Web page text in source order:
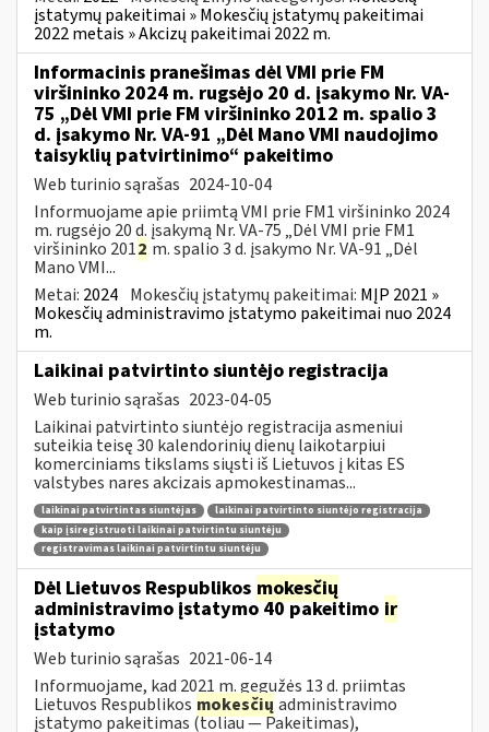
įstatymų pakeitimai » Mokesčių įstatymų pakeitimai
2022 metais » Akcizų pakeitimai 2022 m.
Informacinis pranešimas dėl VMI prie FM
viršininko 2024 m. rugsėjo 20 d. įsakymo Nr. VA-
75 „Dėl VMI prie FM viršininko 2012 m. spalio 3
d. įsakymo Nr. VA-91 „Dėl Mano VMI naudojimo
taisyklių patvirtinimo“ pakeitimo
Web turinio sąrašas 2024-10-04
Informuojame apie priimtą VMI prie FM1 viršininko 2024
m. rugsėjo 20 d. įsakymą Nr. VA-75 „Dėl VMI prie FM1
viršininko 2012 m. spalio 3 d. įsakymo Nr. VA-91 „Dėl
Mano VMI...
Metai: 2024 Mokesčių įstatymų pakeitimai: MĮP 2021 »
Mokesčių administravimo įstatymo pakeitimai nuo 2024
m.
Laikinai patvirtinto siuntėjo registracija
Web turinio sąrašas 2023-04-05
Laikinai patvirtinto siuntėjo registracija asmeniui
suteikia teisę 30 kalendorinių dienų laikotarpiui
komerciniams tikslams siųsti iš Lietuvos į kitas ES
valstybes nares akcizais apmokestinamas...
laikinai patvirtintas siuntėjas
laikinai patvirtinto siuntėjo registracija
kaip įsiregistruoti laikinai patvirtintu siuntėju
registravimas laikinai patvirtintu siuntėju
Dėl Lietuvos Respublikos mokesčių
administravimo įstatymo 40 pakeitimo ir
įstatymo
Web turinio sąrašas 2021-06-14
Informuojame, kad 2021 m. gegužės 13 d. priimtas
Lietuvos Respublikos mokesčių administravimo
įstatymo pakeitimas (toliau — Pakeitimas),